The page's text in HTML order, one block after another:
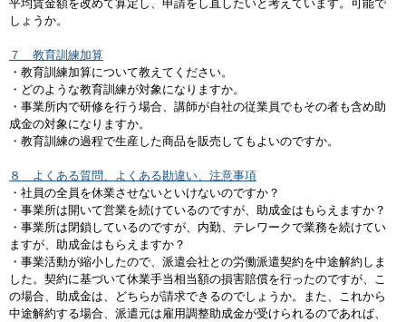
平均賃金額を改めて算定し、申請をし直したいと考えています。可能で
しょうか。
７ 教育訓練加算
・教育訓練加算について教えてください。
・どのような教育訓練が対象になりますか。
・事業所内で研修を行う場合、講師が自社の従業員でもその者も含め助
成金の対象になりますか。
・教育訓練の過程で生産した商品を販売してもよいのですか。
８ よくある質問、よくある勘違い、注意事項
・社員の全員を休業させないといけないのですか？
・事業所は開いて営業を続けているのですが、助成金はもらえますか？
・事業所は閉鎖しているのですが、内勤、テレワークで業務を続けてい
ますが、助成金はもらえますか？
・事業活動が縮小したので、派遣会社との労働派遣契約を中途解約しま
した。契約に基づいて休業手当相当額の損害賠償を行ったのですが、こ
の場合、助成金は、どちらが請求できるのでしょうか。また、これから
中途解約する場合、派遣元は雇用調整助成金が受けられるのであれば、